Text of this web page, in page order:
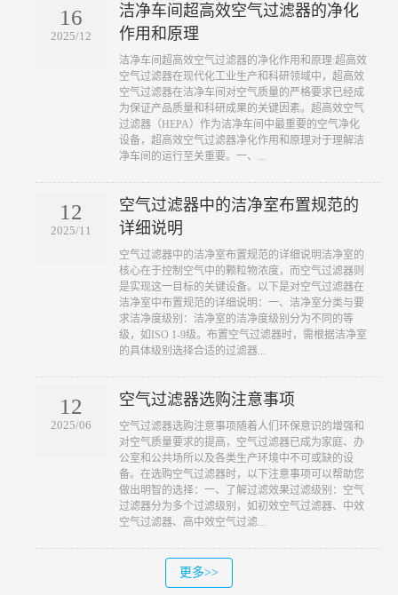
16
2025/12
洁净车间超高效空气过滤器的净化
作用和原理
​洁净车间超高效空气过滤器的净化作用和原理:超高效
空气过滤器在现代化工业生产和科研领域中，超高效
空气过滤器在洁净车间对空气质量的严格要求已经成
为保证产品质量和科研成果的关键因素。超高效空气
过滤器（HEPA）作为洁净车间中最重要的空气净化
设备，超高效空气过滤器净化作用和原理对于理解洁
净车间的运行至关重要。一、...
12
2025/11
空气过滤器中的洁净室布置规范的
详细说明
​空气过滤器中的洁净室布置规范的详细说明洁净室的
核心在于控制空气中的颗粒物浓度，而空气过滤器则
是实现这一目标的关键设备。以下是对空气过滤器在
洁净室中布置规范的详细说明：一、洁净室分类与要
求洁净度级别：洁净室的洁净度级别分为不同的等
级，如ISO 1-9级。布置空气过滤器时，需根据洁净室
的具体级别选择合适的过滤器...
12
2025/06
空气过滤器选购注意事项
​空气过滤器选购注意事项随着人们环保意识的增强和
对空气质量要求的提高，空气过滤器已成为家庭、办
公室和公共场所以及各类生产环境中不可或缺的设
备。在选购空气过滤器时，以下注意事项可以帮助您
做出明智的选择：一、了解过滤效果过滤级别：空气
过滤器分为多个过滤级别，如初效空气过滤器、中效
空气过滤器、高中效空气过滤...
更多>>